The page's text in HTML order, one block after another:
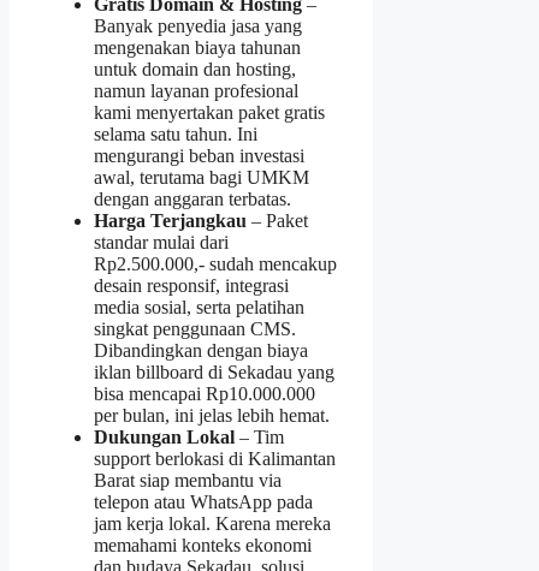
Gratis Domain & Hosting –
Banyak penyedia jasa yang
mengenakan biaya tahunan
untuk domain dan hosting,
namun layanan profesional
kami menyertakan paket gratis
selama satu tahun. Ini
mengurangi beban investasi
awal, terutama bagi UMKM
dengan anggaran terbatas.
Harga Terjangkau – Paket
standar mulai dari
Rp2.500.000,- sudah mencakup
desain responsif, integrasi
media sosial, serta pelatihan
singkat penggunaan CMS.
Dibandingkan dengan biaya
iklan billboard di Sekadau yang
bisa mencapai Rp10.000.000
per bulan, ini jelas lebih hemat.
Dukungan Lokal – Tim
support berlokasi di Kalimantan
Barat siap membantu via
telepon atau WhatsApp pada
jam kerja lokal. Karena mereka
memahami konteks ekonomi